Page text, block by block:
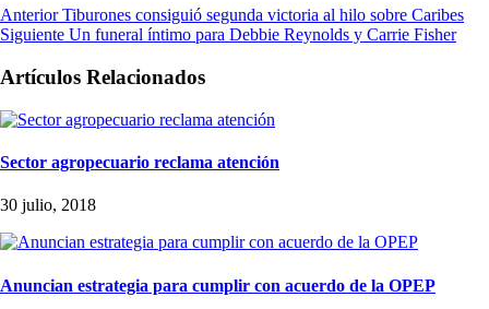
Anterior Tiburones consiguió segunda victoria al hilo sobre Caribes
Siguiente Un funeral íntimo para Debbie Reynolds y Carrie Fisher
Artículos Relacionados
Sector agropecuario reclama atención
30 julio, 2018
Anuncian estrategia para cumplir con acuerdo de la OPEP